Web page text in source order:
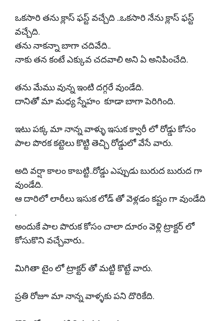
ఒకసారి తను క్లాస్ ఫస్ట్ వచ్చేది ..ఒకసారి నేను క్లాస్ ఫస్ట్
వచ్చేది.
తను నాకన్నా బాగా చదివేది..
నాకు తన కంటే ఎక్కువ చదవాలి అని ఏ అనిపించేది.
తను మేము వున్న ఇంటి దగ్గరే వుండేది.
దానితో మా మధ్య స్నేహం కూడా బాగా పెరిగింది.
ఇటు పక్క మా నాన్న వాళ్ళు ఇసుక క్వారీ లో రోడ్డు కోసం
పాల పొరక కట్టెలు కొట్టి తెచ్చి రోడ్డులో వేసే వారు.
అది వర్షా కాలం కాబట్టి..రోడ్డు ఎప్పుడు బురుద బురుద గా
వుండేది.
ఆ దారిలో లారీలు ఇసుక లోడ్ తో వెళ్లడం కష్టం గా వుండేది
.
అందుకే పాల పొరుక కోసం చాలా దూరం వెళ్లి ట్రాక్టర్ లో
కోసుకొని వచ్చేవారు..
మిగితా టైం లో ట్రాక్టర్ తో మట్టి కొట్టే వారు.
ప్రతి రోజూ మా నాన్న వాళ్ళకు పని దొరికేది.